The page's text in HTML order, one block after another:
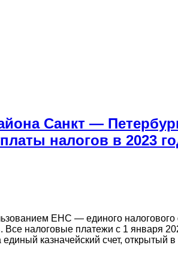
Санкт —
налогов в 2023
ЕНС — единого
налоговые платежи с 1 января
казначейский счет, открытый